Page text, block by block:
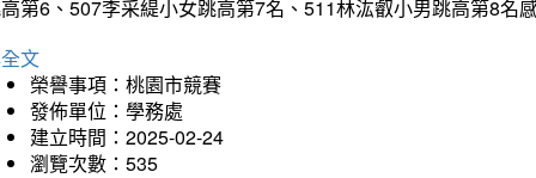
第6、507李采緹小女跳高第7名、511林汯叡小男跳高第8名
文
榮譽事項：桃園市競賽
發佈單位：學務處
建立時間：2025-02-24
瀏覽次數：535